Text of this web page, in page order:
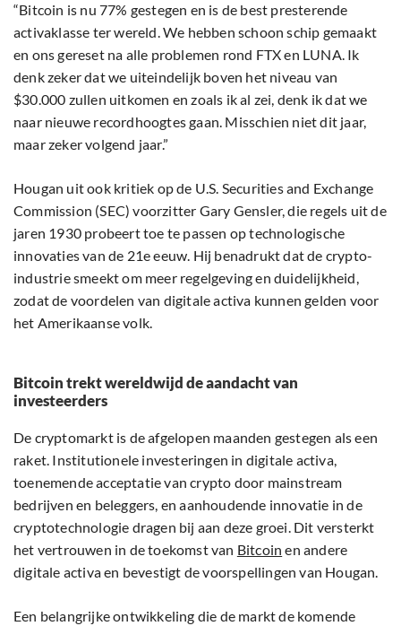
“Bitcoin is nu 77% gestegen en is de best presterende
activaklasse ter wereld. We hebben schoon schip gemaakt
en ons gereset na alle problemen rond FTX en LUNA. Ik
denk zeker dat we uiteindelijk boven het niveau van
$30.000 zullen uitkomen en zoals ik al zei, denk ik dat we
naar nieuwe recordhoogtes gaan. Misschien niet dit jaar,
maar zeker volgend jaar.”
Hougan uit ook kritiek op de U.S. Securities and Exchange
Commission (SEC) voorzitter Gary Gensler, die regels uit de
jaren 1930 probeert toe te passen op technologische
innovaties van de 21e eeuw. Hij benadrukt dat de crypto-
industrie smeekt om meer regelgeving en duidelijkheid,
zodat de voordelen van digitale activa kunnen gelden voor
het Amerikaanse volk.
Bitcoin trekt wereldwijd de aandacht van
investeerders
De cryptomarkt is de afgelopen maanden gestegen als een
raket. Institutionele investeringen in digitale activa,
toenemende acceptatie van crypto door mainstream
bedrijven en beleggers, en aanhoudende innovatie in de
cryptotechnologie dragen bij aan deze groei. Dit versterkt
het vertrouwen in de toekomst van Bitcoin en andere
digitale activa en bevestigt de voorspellingen van Hougan.
Een belangrijke ontwikkeling die de markt de komende